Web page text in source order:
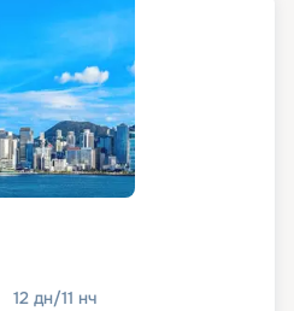
12 дн/11 нч